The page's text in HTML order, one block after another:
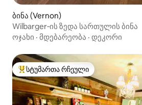
ბინა (Vernon)
Wilbarger‑ის ზედა სართულის ბინა
ოჯახი · მდებარეობა · დეკორი
სტუმართა რჩეული მოწინავე ვარიანტი
სტუმართა რჩეული